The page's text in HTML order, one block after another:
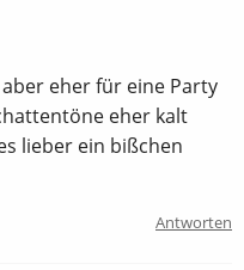
eher für eine Party
eher kalt
lieber ein bißchen
Antworten